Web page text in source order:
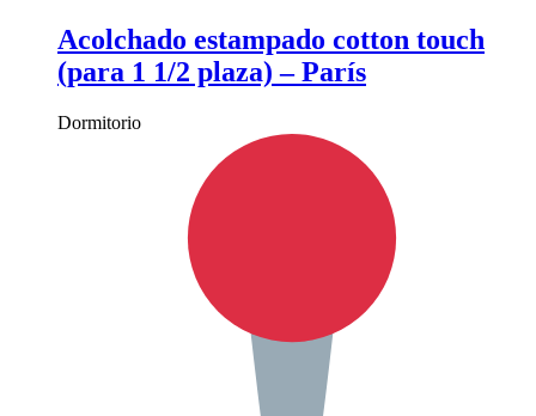
Acolchado estampado cotton touch
(para 1 1/2 plaza) – París
Dormitorio